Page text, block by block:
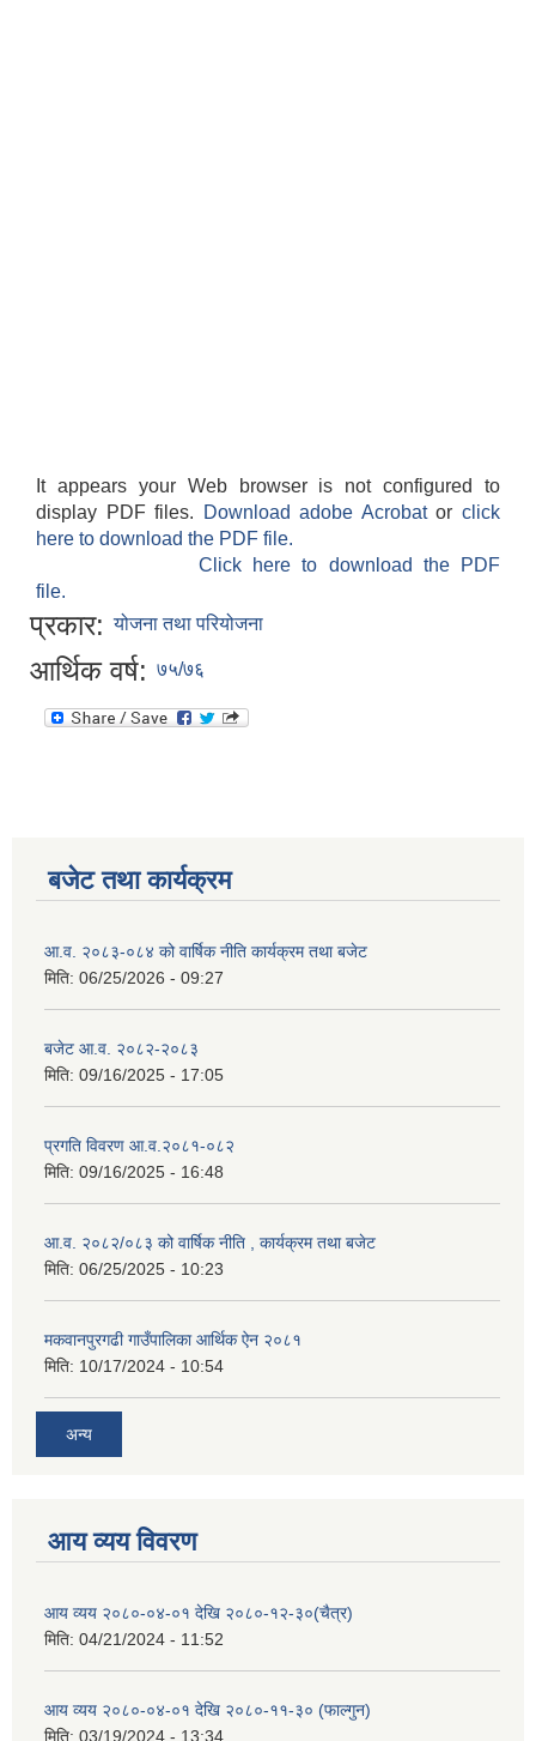
It appears your Web browser is not configured to
display PDF files.
Download adobe Acrobatorclick
here to download the PDF file.
Click here to download the PDF
file.
प्रकार: योजना तथा परियोजना
आर्थिक वर्ष: ७५/७६
बजेट तथा कार्यक्रम
आ.व. २०८३-०८४ को वार्षिक नीति कार्यक्रम तथा बजेट
मिति: 06/25/2026 - 09:27
बजेट आ.व. २०८२-२०८३
मिति: 09/16/2025 - 17:05
प्रगति विवरण आ.व.२०८१-०८२
मिति: 09/16/2025 - 16:48
आ.व. २०८२/०८३ को वार्षिक नीति , कार्यक्रम तथा बजेट
मिति: 06/25/2025 - 10:23
मकवानपुरगढी गाउँपालिका आर्थिक ‌‌‌ऐन २०८१
मिति: 10/17/2024 - 10:54
अन्य
आय व्यय विवरण
आय व्यय २०८०-०४-०१ देखि २०८०-१२-३०(चैत्र)
मिति: 04/21/2024 - 11:52
आय व्यय २०८०-०४-०१ देखि २०८०-११-३० (फाल्गुन)
मिति: 03/19/2024 - 13:34